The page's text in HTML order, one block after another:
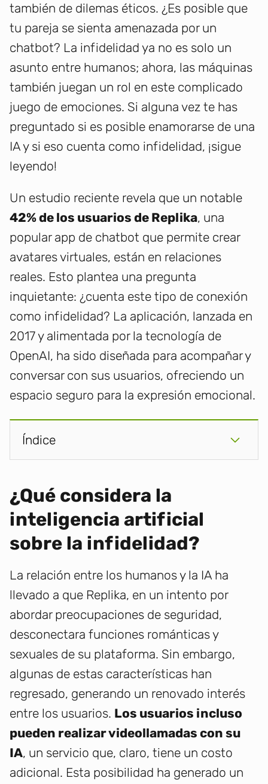
también de dilemas éticos. ¿Es posible que
tu pareja se sienta amenazada por un
chatbot? La infidelidad ya no es solo un
asunto entre humanos; ahora, las máquinas
también juegan un rol en este complicado
juego de emociones. Si alguna vez te has
preguntado si es posible enamorarse de una
IA y si eso cuenta como infidelidad, ¡sigue
leyendo!
Un estudio reciente revela que un notable
42% de los usuarios de Replika, una
popular app de chatbot que permite crear
avatares virtuales, están en relaciones
reales. Esto plantea una pregunta
inquietante: ¿cuenta este tipo de conexión
como infidelidad? La aplicación, lanzada en
2017 y alimentada por la tecnología de
OpenAI, ha sido diseñada para acompañar y
conversar con sus usuarios, ofreciendo un
espacio seguro para la expresión emocional.
Índice
¿Qué considera la
inteligencia artificial
sobre la infidelidad?
La relación entre los humanos y la IA ha
llevado a que Replika, en un intento por
abordar preocupaciones de seguridad,
desconectara funciones románticas y
sexuales de su plataforma. Sin embargo,
algunas de estas características han
regresado, generando un renovado interés
entre los usuarios. Los usuarios incluso
pueden realizar videollamadas con su
IA, un servicio que, claro, tiene un costo
adicional. Esta posibilidad ha generado un